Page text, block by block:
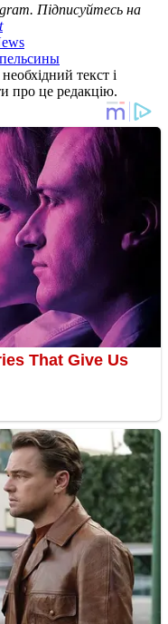
Підписуйтесь на
текст і
про це редакцію.